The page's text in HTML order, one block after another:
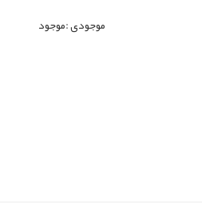
موجودی :موجود